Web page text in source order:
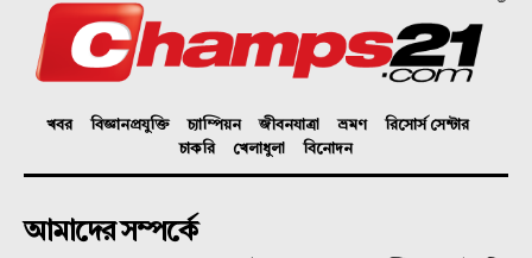
খবর বিজ্ঞানপ্রযুক্তি চ্যাম্পিয়ন জীবনযাত্রা ভ্রমণ
রিসোর্স সেন্টার
চাকরি
খেলাধুলা বিনোদন
আমাদের সম্পর্কে